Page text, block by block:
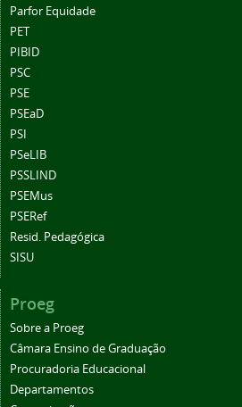
Parfor Equidade
PET
PIBID
PSC
PSE
PSEaD
PSI
PSeLIB
PSSLIND
PSEMus
PSERef
Resid. Pedagógica
SISU
Proeg
Sobre a Proeg
Câmara Ensino de Graduação
Procuradoria Educacional
Departamentos